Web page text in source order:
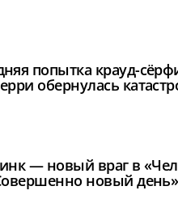
попытка крауд-
обернулась
— новый враг в
новый день»